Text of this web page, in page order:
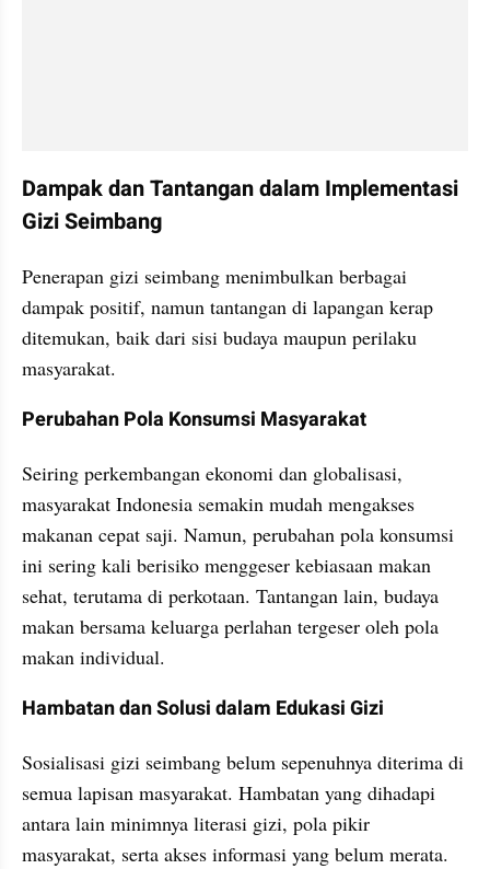
Dampak dan Tantangan dalam Implementasi
Gizi Seimbang
Penerapan gizi seimbang menimbulkan berbagai
dampak positif, namun tantangan di lapangan kerap
ditemukan, baik dari sisi budaya maupun perilaku
masyarakat.
Perubahan Pola Konsumsi Masyarakat
Seiring perkembangan ekonomi dan globalisasi,
masyarakat Indonesia semakin mudah mengakses
makanan cepat saji. Namun, perubahan pola konsumsi
ini sering kali berisiko menggeser kebiasaan makan
sehat, terutama di perkotaan. Tantangan lain, budaya
makan bersama keluarga perlahan tergeser oleh pola
makan individual.
Hambatan dan Solusi dalam Edukasi Gizi
Sosialisasi gizi seimbang belum sepenuhnya diterima di
semua lapisan masyarakat. Hambatan yang dihadapi
antara lain minimnya literasi gizi, pola pikir
masyarakat, serta akses informasi yang belum merata.